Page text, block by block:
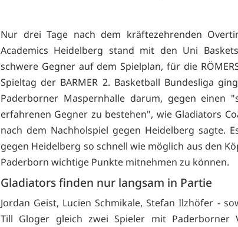
Nur drei Tage nach dem kräftezehrenden
Academics Heidelberg stand mit den Uni
schwere Gegner auf dem Spielplan, für die
Spieltag der BARMER 2. Basketball Bundesliga
Paderborner Maspernhalle darum, gegen einen
erfahrenen Gegner zu bestehen", wie Gladiators
nach dem Nachholspiel gegen Heidelberg sagte.
gegen Heidelberg so schnell wie möglich aus den
Paderborn wichtige Punkte mitnehmen zu können.
Gladiators finden nur langsam in Partie
Jordan Geist, Lucien Schmikale, Stefan Ilzhöfer -
Till Gloger gleich zwei Spieler mit Paderborner